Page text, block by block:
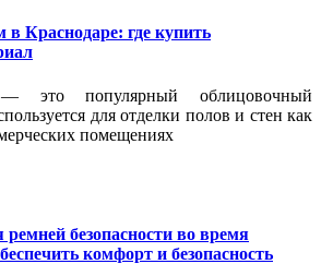
в Краснодаре: где купить
— это популярный облицовочный
для отделки полов и стен как
помещениях
безопасности во время
комфорт и безопасность